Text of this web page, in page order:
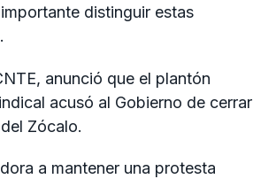
distinguir estas
anunció que el plantón
acusó al Gobierno de cerrar
Zócalo.
a mantener una protesta